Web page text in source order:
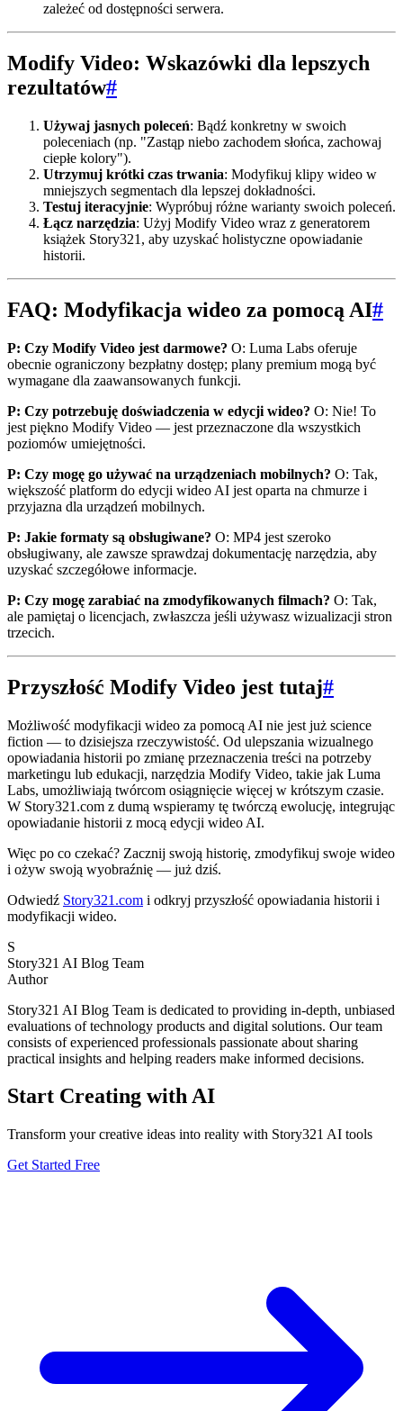
zależeć od dostępności serwera.
Modify Video: Wskazówki dla lepszych
rezultatów#
Używaj jasnych poleceń: Bądź konkretny w swoich
poleceniach (np. "Zastąp niebo zachodem słońca, zachowaj
ciepłe kolory").
Utrzymuj krótki czas trwania: Modyfikuj klipy wideo w
mniejszych segmentach dla lepszej dokładności.
Testuj iteracyjnie: Wypróbuj różne warianty swoich poleceń.
Łącz narzędzia: Użyj Modify Video wraz z generatorem
książek Story321, aby uzyskać holistyczne opowiadanie
historii.
FAQ: Modyfikacja wideo za pomocą AI#
P: Czy Modify Video jest darmowe? O: Luma Labs oferuje
obecnie ograniczony bezpłatny dostęp; plany premium mogą być
wymagane dla zaawansowanych funkcji.
P: Czy potrzebuję doświadczenia w edycji wideo? O: Nie! To
jest piękno Modify Video — jest przeznaczone dla wszystkich
poziomów umiejętności.
P: Czy mogę go używać na urządzeniach mobilnych? O: Tak,
większość platform do edycji wideo AI jest oparta na chmurze i
przyjazna dla urządzeń mobilnych.
P: Jakie formaty są obsługiwane? O: MP4 jest szeroko
obsługiwany, ale zawsze sprawdzaj dokumentację narzędzia, aby
uzyskać szczegółowe informacje.
P: Czy mogę zarabiać na zmodyfikowanych filmach? O: Tak,
ale pamiętaj o licencjach, zwłaszcza jeśli używasz wizualizacji stron
trzecich.
Przyszłość Modify Video jest tutaj#
Możliwość modyfikacji wideo za pomocą AI nie jest już science
fiction — to dzisiejsza rzeczywistość. Od ulepszania wizualnego
opowiadania historii po zmianę przeznaczenia treści na potrzeby
marketingu lub edukacji, narzędzia Modify Video, takie jak Luma
Labs, umożliwiają twórcom osiągnięcie więcej w krótszym czasie.
W Story321.com z dumą wspieramy tę twórczą ewolucję, integrując
opowiadanie historii z mocą edycji wideo AI.
Więc po co czekać? Zacznij swoją historię, zmodyfikuj swoje wideo
i ożyw swoją wyobraźnię — już dziś.
Odwiedź Story321.com i odkryj przyszłość opowiadania historii i
modyfikacji wideo.
S
Story321 AI Blog Team
Author
Story321 AI Blog Team is dedicated to providing in-depth, unbiased
evaluations of technology products and digital solutions. Our team
consists of experienced professionals passionate about sharing
practical insights and helping readers make informed decisions.
Start Creating with AI
Transform your creative ideas into reality with Story321 AI tools
Get Started Free